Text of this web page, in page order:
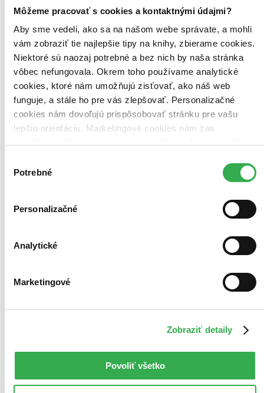
Môžeme pracovať s cookies a kontaktnými údajmi?
Aby sme vedeli, ako sa na našom webe správate, a mohli
vám zobraziť tie najlepšie tipy na knihy, zbierame cookies.
Niektoré sú naozaj potrebné a bez nich by naša stránka
vôbec nefungovala. Okrem toho používame analytické
cookies, ktoré nám umožňujú zisťovať, ako náš web
funguje, a stále ho pre vás zlepšovať. Personalizačné
cookies nám dovoľujú prispôsobovať stránku pre vašu
lepšiu orientáciu. Marketingové cookies nám zas
keby sme mohli používať všetky tieto cookies. Ďakujeme!
súhlasu
Potrebné
Personalizačné
Analytické
Marketingové
Zobraziť detaily
Povoliť všetko
Ach, mrzí nás to, z tohto filmu sa už predali všetky kusy a
môžete mať šťastie v niektorých iných obchodoch, ktoré ešte
nepredali posledné kusy.
Pridať do zoznamu